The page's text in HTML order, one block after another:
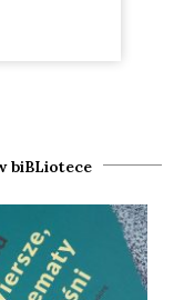
biBLiotece